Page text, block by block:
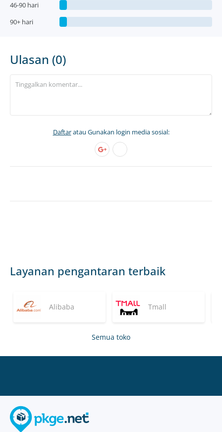
46-90 hari
90+ hari
Ulasan (0)
Daftaratau Gunakan login media sosial:
Layanan pengantaran terbaik
Alibaba Tmall
Semua toko